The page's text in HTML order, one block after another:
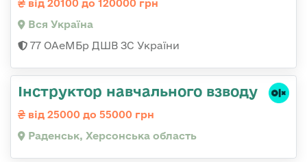
від 20100 до 120000 грн
Вся Україна
77 ОАеМБр ДШВ ЗС України
Інструктор навчального взводу
від 25000 до 55000 грн
Раденськ, Херсонська область